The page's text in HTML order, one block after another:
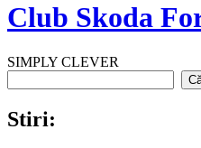
Club Skoda
SIMPLY CLEVER
Stiri: